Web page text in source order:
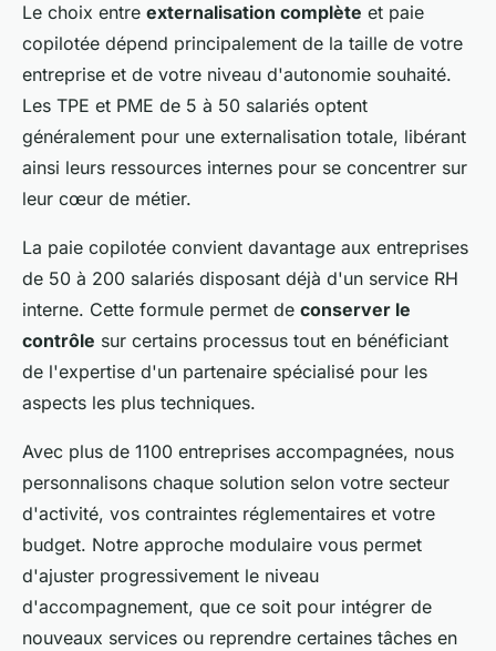
Le choix entre externalisation complète et paie
copilotée dépend principalement de la taille de votre
entreprise et de votre niveau d'autonomie souhaité.
Les TPE et PME de 5 à 50 salariés optent
généralement pour une externalisation totale, libérant
ainsi leurs ressources internes pour se concentrer sur
leur cœur de métier.
La paie copilotée convient davantage aux entreprises
de 50 à 200 salariés disposant déjà d'un service RH
interne. Cette formule permet de conserver le
contrôle sur certains processus tout en bénéficiant
de l'expertise d'un partenaire spécialisé pour les
aspects les plus techniques.
Avec plus de 1100 entreprises accompagnées, nous
personnalisons chaque solution selon votre secteur
d'activité, vos contraintes réglementaires et votre
budget. Notre approche modulaire vous permet
d'ajuster progressivement le niveau
d'accompagnement, que ce soit pour intégrer de
nouveaux services ou reprendre certaines tâches en